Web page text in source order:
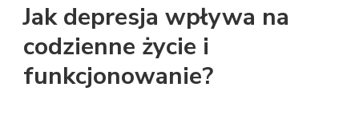
Jak depresja wpływa na
codzienne życie i
funkcjonowanie?